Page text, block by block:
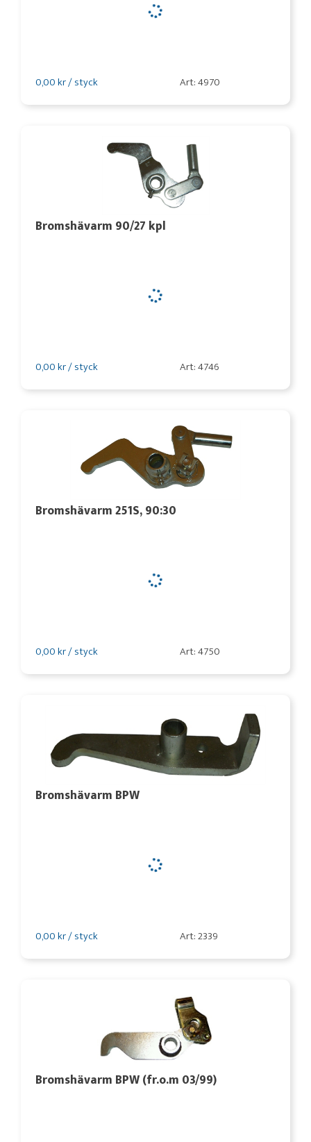
0,00 kr / styck Art: 4970
Bromshävarm 90/27 kpl
0,00 kr / styck Art: 4746
Bromshävarm 251S, 90:30
0,00 kr / styck Art: 4750
Bromshävarm BPW
0,00 kr / styck Art: 2339
Bromshävarm BPW (fr.o.m 03/99)